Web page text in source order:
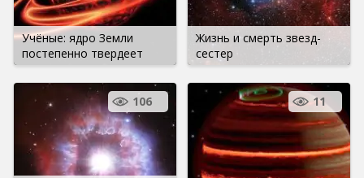
Учёные: ядро Земли
постепенно твердеет
Жизнь и смерть звезд-
сестер
106 11